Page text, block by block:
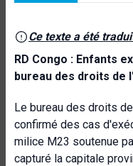
Ce texte a été
RD Congo : Enfants
bureau des droits de
Le bureau des droits
confirmé des cas
milice M23 soutenue
capturé la capitale